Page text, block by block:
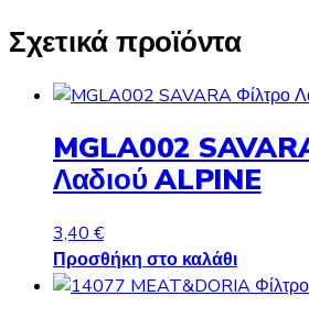
Σχετικά προϊόντα
MGLA002
Λαδιού ALPINE
3,40 €
Προσθήκη στο καλάθι